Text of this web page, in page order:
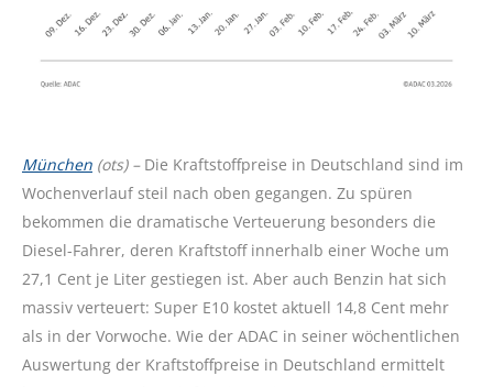
München (ots) – Die Kraftstoffpreise in Deutschland sind im
Wochenverlauf steil nach oben gegangen. Zu spüren
bekommen die dramatische Verteuerung besonders die
Diesel-Fahrer, deren Kraftstoff innerhalb einer Woche um
27,1 Cent je Liter gestiegen ist. Aber auch Benzin hat sich
massiv verteuert: Super E10 kostet aktuell 14,8 Cent mehr
als in der Vorwoche. Wie der ADAC in seiner wöchentlichen
Auswertung der Kraftstoffpreise in Deutschland ermittelt